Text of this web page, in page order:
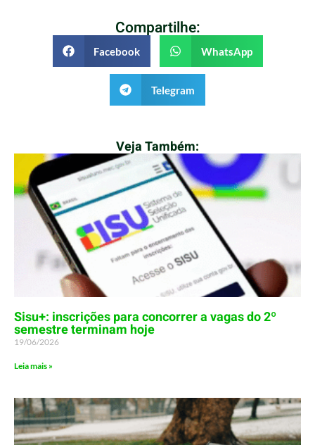
Compartilhe:
Facebook WhatsApp
Telegram
Veja Também:
Sisu+: inscrições para concorrer a vagas do 2º
semestre terminam hoje
19/06/2026
Leia mais »